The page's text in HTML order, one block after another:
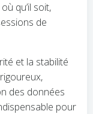
qu’il soit,
de
et la stabilité
des données
pour